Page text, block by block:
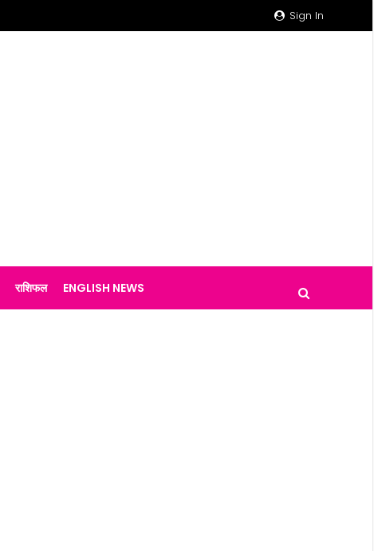
Sign In
राशिफल ENGLISH NEWS